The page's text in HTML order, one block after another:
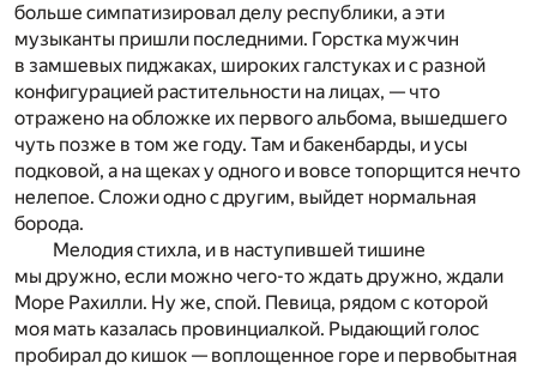
больше симпатизировал делу республики, а эти
музыканты пришли последними. Горстка мужчин
в замшевых пиджаках, широких галстуках и с разной
конфигурацией растительности на лицах, — что
отражено на обложке их первого альбома, вышедшего
чуть позже в том же году. Там и бакенбарды, и усы
подковой, а на щеках у одного и вовсе топорщится нечто
нелепое. Сложи одно c другим, выйдет нормальная
борода.
Мелодия стихла, и в наступившей тишине
мы дружно, если можно чего-то ждать дружно, ждали
Море Рахилли. Ну же, спой. Певица, рядом с которой
моя мать казалась провинциалкой. Рыдающий голос
пробирал до кишок — воплощенное горе и первобытная